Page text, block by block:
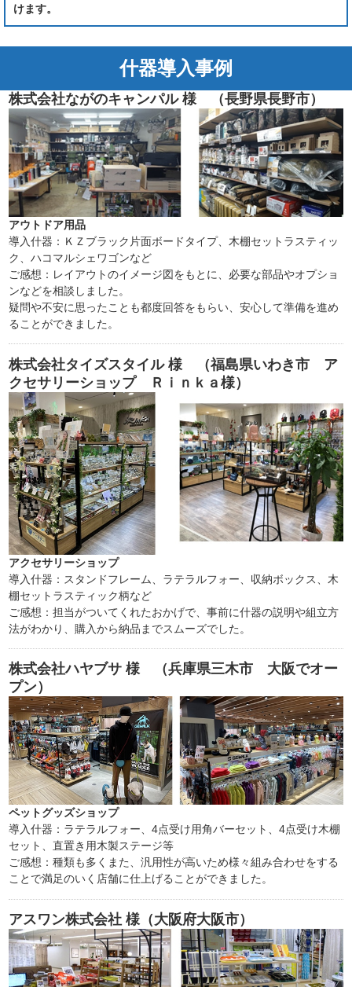
けます。
什器導入事例
株式会社ながのキャンパル様 （長野県長野市）
アウトドア用品
導入什器：ＫＺブラック片面ボードタイプ、木棚セットラスティッ
ク、ハコマルシェワゴンなど
ご感想：レイアウトのイメージ図をもとに、必要な部品やオプショ
ンなどを相談しました。
疑問や不安に思ったことも都度回答をもらい、安心して準備を進め
ることができました。
株式会社タイズスタイル様 （福島県いわき市 ア
クセサリーショップ Ｒｉｎｋａ様）
アクセサリーショップ
導入什器：スタンドフレーム、ラテラルフォー、収納ボックス、木
棚セットラスティック柄など
ご感想：担当がついてくれたおかげで、事前に什器の説明や組立方
法がわかり、購入から納品までスムーズでした。
株式会社ハヤブサ 様 （兵庫県三木市 大阪でオー
プン）
ペットグッズショップ
導入什器：ラテラルフォー、4点受け用角バーセット、4点受け木棚
セット、直置き用木製ステージ等
ご感想：種類も多くまた、汎用性が高いため様々組み合わせをする
ことで満足のいく店舗に仕上げることができました。
アスワン株式会社 様（大阪府大阪市）